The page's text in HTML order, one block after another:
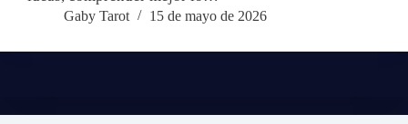
Gaby Tarot 15 de mayo de 2026